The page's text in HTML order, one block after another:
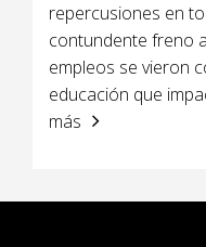
repercusiones en
contundente freno
empleos se vieron
educación que
más